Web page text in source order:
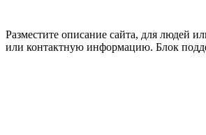
Разместите описание сайта, для людей
или контактную информацию. Блок